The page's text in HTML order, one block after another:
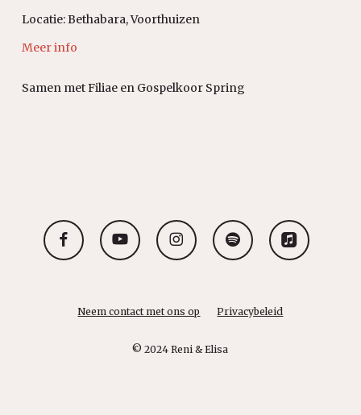
Locatie:Bethabara, Voorthuizen
Meer info
Samen met Filiae en Gospelkoor Spring
facebook youtube instagram spotify applemusic
Neem contact met ons op Privacybeleid
© 2024 Reni & Elisa